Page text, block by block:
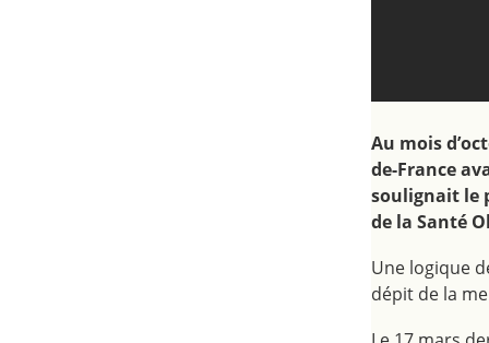
Au mois
de-France
soulignait le
de la Santé
Une logique
dépit de la